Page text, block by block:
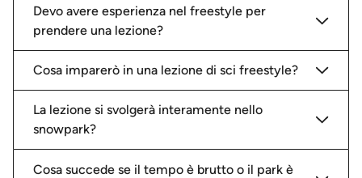
Devo avere esperienza nel freestyle per
prendere una lezione?
Cosa imparerò in una lezione di sci freestyle?
La lezione si svolgerà interamente nello
snowpark?
Cosa succede se il tempo è brutto o il park è